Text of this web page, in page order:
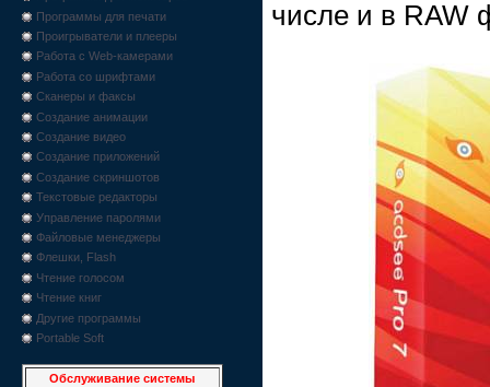
Программы для печати
Проигрыватели и плееры
Работа с Web-камерами
Работа со шрифтами
Сканеры и факсы
Создание анимации
Создание видео
Создание приложений
Создание скриншотов
Текстовые редакторы
Управление паролями
Файловые менеджеры
Флешки, Flash
Чтение голосом
Чтение книг
Другие программы
Portable Soft
Обслуживание системы
числе и в RAW